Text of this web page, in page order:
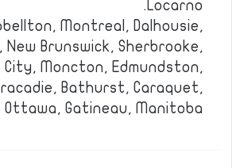
Locarno.
Montreal, Dalhousie,
New Brunswick, Sherbrooke,
City, Moncton, Edmundston,
Bathurst, Caraquet,
Ottawa, Gatineau, Manitoba.